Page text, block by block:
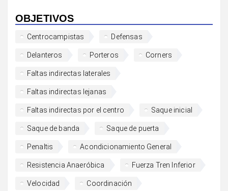
OBJETIVOS
Centrocampistas Defensas
Delanteros Porteros Corners
Faltas indirectas laterales
Faltas indirectas lejanas
Faltas indirectas por el centro Saque inicial
Saque de banda Saque de puerta
Penaltis Acondicionamiento General
Resistencia Anaeróbica Fuerza Tren Inferior
Velocidad Coordinación